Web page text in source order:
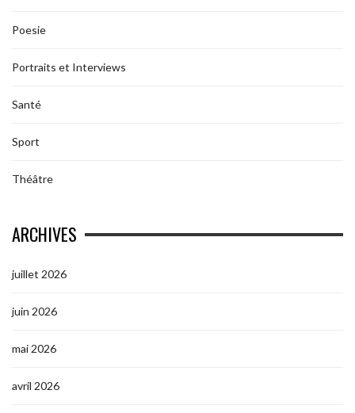
Poesie
Portraits et Interviews
Santé
Sport
Théâtre
ARCHIVES
juillet 2026
juin 2026
mai 2026
avril 2026